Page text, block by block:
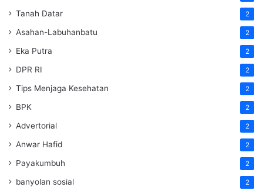
Tanah Datar 2
Asahan-Labuhanbatu 2
Eka Putra 2
DPR RI 2
Tips Menjaga Kesehatan 2
BPK 2
Advertorial 2
Anwar Hafid 2
Payakumbuh 2
banyolan sosial 2